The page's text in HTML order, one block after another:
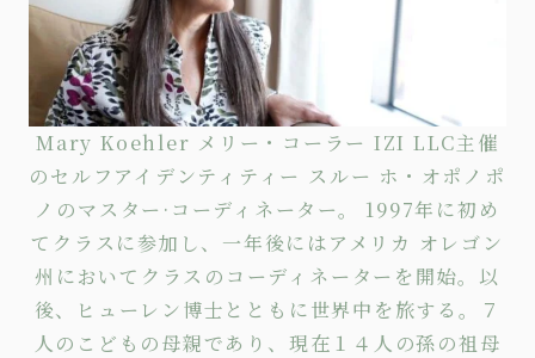
Mary Koehler メリー・コーラー IZI LLC主催
のセルフアイデンティティー スルー ホ・オポノポ
ノのマスター·コーディネーター。 1997年に初め
てクラスに参加し、一年後にはアメリカ オレゴン
州においてクラスのコーディネーターを開始。以
後、ヒューレン博士とともに世界中を旅する。７
人のこどもの母親であり、現在１４人の孫の祖母